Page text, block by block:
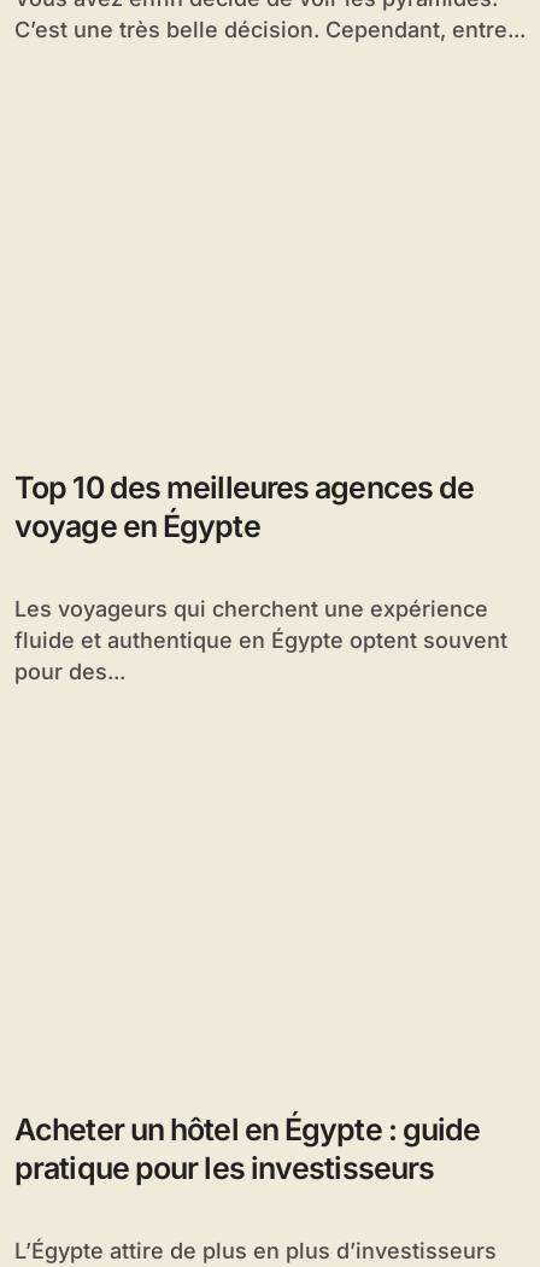
C’est une très belle décision. Cependant, entre...
Top 10 des meilleures agences de
voyage en Égypte
Les voyageurs qui cherchent une expérience
fluide et authentique en Égypte optent souvent
pour des...
Acheter un hôtel en Égypte : guide
pratique pour les investisseurs
L’Égypte attire de plus en plus d’investisseurs